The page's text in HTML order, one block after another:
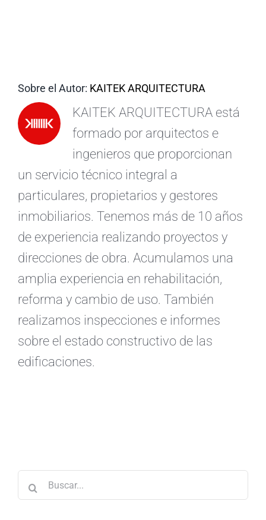
Sobre el Autor: KAITEK ARQUITECTURA
KAITEK ARQUITECTURA está
formado por arquitectos e
ingenieros que proporcionan
un servicio técnico integral a
particulares, propietarios y gestores
inmobiliarios. Tenemos más de 10 años
de experiencia realizando proyectos y
direcciones de obra. Acumulamos una
amplia experiencia en rehabilitación,
reforma y cambio de uso. También
realizamos inspecciones e informes
sobre el estado constructivo de las
edificaciones.
Buscar: